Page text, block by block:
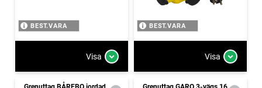
BEST.VARA
Visa
BEST.VARA
Visa